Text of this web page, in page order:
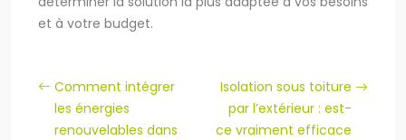
et à votre budget.
Comment intégrer
les énergies
renouvelables dans
Isolation sous toiture
par l’extérieur : est-
ce vraiment efficace